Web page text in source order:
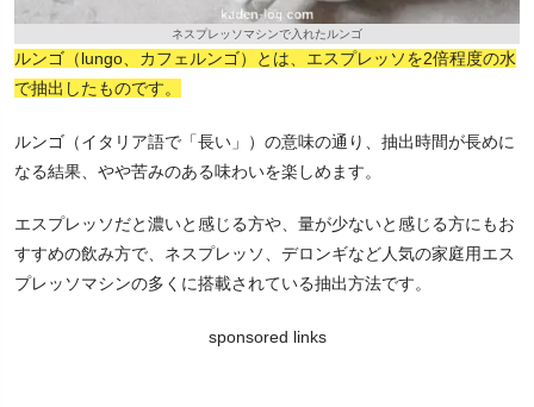
ネスプレッソマシンで入れたルンゴ
ルンゴ（lungo、カフェルンゴ）とは、エスプレッソを2倍程度の水
で抽出したものです。
ルンゴ（イタリア語で「長い」）の意味の通り、抽出時間が長めに
なる結果、やや苦みのある味わいを楽しめます。
エスプレッソだと濃いと感じる方や、量が少ないと感じる方にもお
すすめの飲み方で、ネスプレッソ、デロンギなど人気の家庭用エス
プレッソマシンの多くに搭載されている抽出方法です。
sponsored links